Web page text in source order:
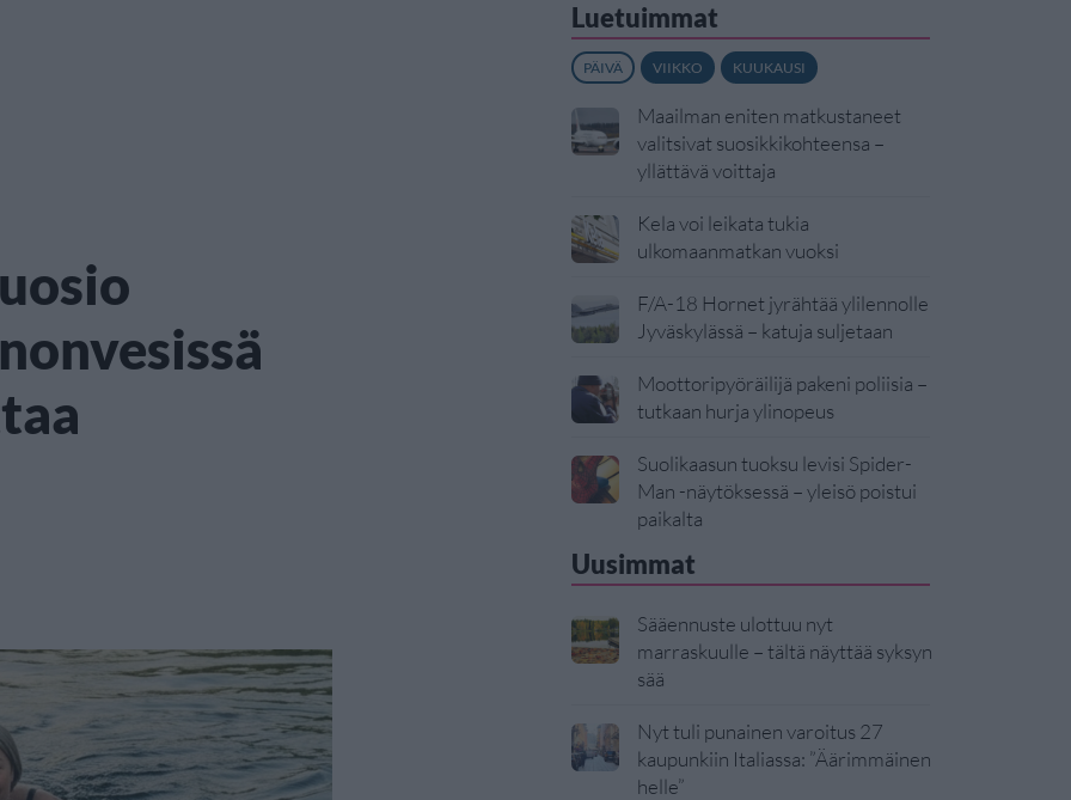
Luetuimmat
PÄIVÄ VIIKKO KUUKAUSI
Maailman eniten matkustaneet
valitsivat suosikkikohteensa –
yllättävä voittaja
Kela voi leikata tukia
ulkomaanmatkan vuoksi
F/A-18 Hornet jyrähtää ylilennolle
Jyväskylässä – katuja suljetaan
Moottoripyöräilijä pakeni poliisia –
tutkaan hurja ylinopeus
Suolikaasun tuoksu levisi Spider-
Man -näytöksessä – yleisö poistui
paikalta
Uusimmat
Sääennuste ulottuu nyt
marraskuulle – tältä näyttää syksyn
sää
Nyt tuli punainen varoitus 27
kaupunkiin Italiassa: ”Äärimmäinen
helle”